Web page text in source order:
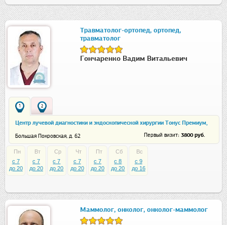
Травматолог-ортопед, ортопед,
травматолог
Гончаренко Вадим Витальевич
1 2
Центр лучевой диагностики и эндоскопической хирургии Тонус Премиум,
Большая Покровская, д. 62 Первый визит: 3800 руб.
Пн
c 7
до 20
Вт
c 7
до 20
Ср
c 7
до 20
Чт
c 7
до 20
Пт
c 7
до 20
Сб
c 8
до 20
Вс
c 9
до 16
Маммолог, онколог, онколог-маммолог